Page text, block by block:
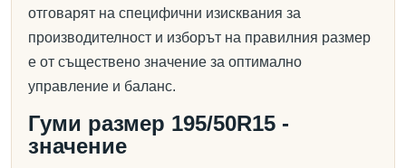
отговарят на специфични изисквания за
производителност и изборът на правилния размер
е от съществено значение за оптимално
управление и баланс.
Гуми размер 195/50R15 -
значение